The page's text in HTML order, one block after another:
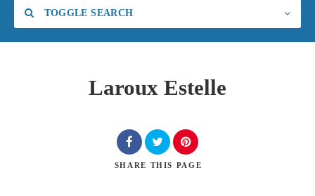
TOGGLE SEARCH
Laroux Estelle
SHARE THIS PAGE